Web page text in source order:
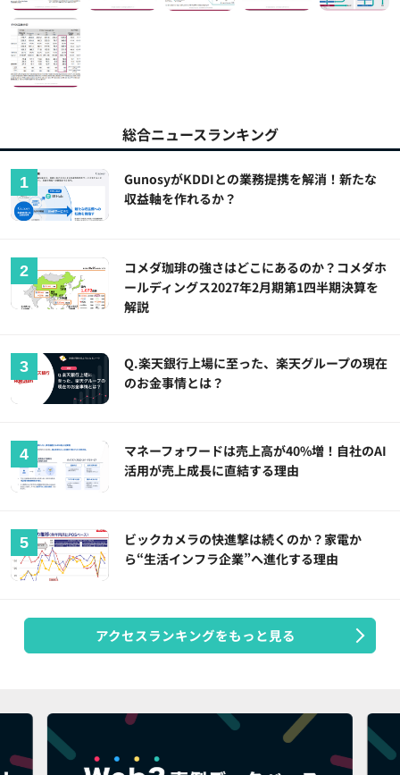
総合ニュースランキング
GunosyがKDDIとの業務提携を解消！新たな
収益軸を作れるか？
コメダ珈琲の強さはどこにあるのか？コメダホ
ールディングス2027年2月期第1四半期決算を
解説
Q.楽天銀行上場に至った、楽天グループの現在
のお金事情とは？
マネーフォワードは売上高が40%増！自社のAI
活用が売上成長に直結する理由
ビックカメラの快進撃は続くのか？家電か
ら“生活インフラ企業”へ進化する理由
アクセスランキングをもっと見る